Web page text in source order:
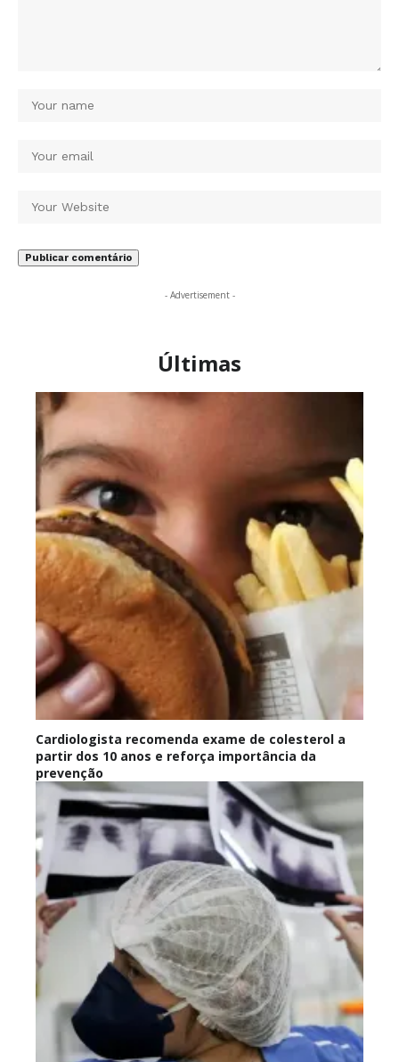
- Advertisement -
Últimas
Cardiologista recomenda exame de colesterol a
partir dos 10 anos e reforça importância da
prevenção